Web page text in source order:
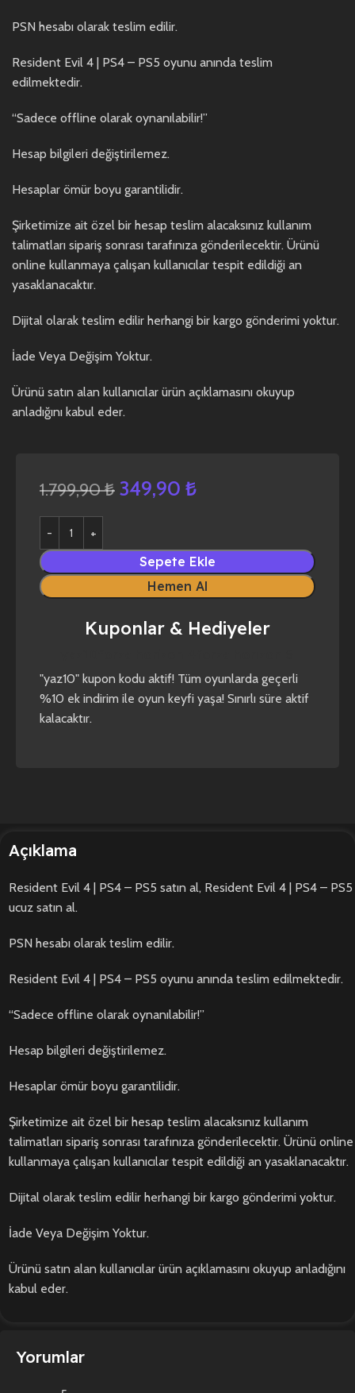
PSN hesabı olarak teslim edilir.
Resident Evil 4 | PS4 – PS5 oyunu anında teslim
edilmektedir.
“Sadece offline olarak oynanılabilir!”
Hesap bilgileri değiştirilemez.
Hesaplar ömür boyu garantilidir.
Şirketimize ait özel bir hesap teslim alacaksınız kullanım
talimatları sipariş sonrası tarafınıza gönderilecektir. Ürünü
online kullanmaya çalışan kullanıcılar tespit edildiği an
yasaklanacaktır.
Dijital olarak teslim edilir herhangi bir kargo gönderimi yoktur.
İade Veya Değişim Yoktur.
Ürünü satın alan kullanıcılar ürün açıklamasını okuyup
anladığını kabul eder.
1.799,90₺ 349,90 ₺
Sepete Ekle
Hemen Al
Kuponlar & Hediyeler
"yaz10" kupon kodu aktif! Tüm oyunlarda geçerli
%10 ek indirim ile oyun keyfi yaşa! Sınırlı süre aktif
kalacaktır.
Açıklama
Resident Evil 4 | PS4 – PS5 satın al, Resident Evil 4 | PS4 – PS5
ucuz satın al.
PSN hesabı olarak teslim edilir.
Resident Evil 4 | PS4 – PS5 oyunu anında teslim edilmektedir.
“Sadece offline olarak oynanılabilir!”
Hesap bilgileri değiştirilemez.
Hesaplar ömür boyu garantilidir.
Şirketimize ait özel bir hesap teslim alacaksınız kullanım
talimatları sipariş sonrası tarafınıza gönderilecektir. Ürünü online
kullanmaya çalışan kullanıcılar tespit edildiği an yasaklanacaktır.
Dijital olarak teslim edilir herhangi bir kargo gönderimi yoktur.
İade Veya Değişim Yoktur.
Ürünü satın alan kullanıcılar ürün açıklamasını okuyup anladığını
kabul eder.
Yorumlar